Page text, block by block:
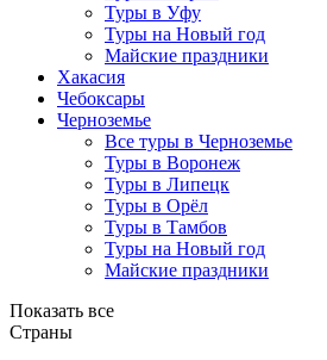
Туры в Уфу
Туры на Новый год
Майские праздники
Хакасия
Чебоксары
Черноземье
Все туры в Черноземье
Туры в Воронеж
Туры в Липецк
Туры в Орёл
Туры в Тамбов
Туры на Новый год
Майские праздники
Показать все
Страны